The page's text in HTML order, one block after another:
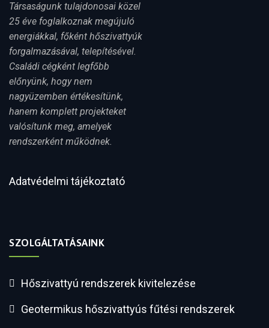
Társaságunk tulajdonosai közel
25 éve foglalkoznak megújuló
energiákkal, főként hőszivattyúk
forgalmazásával, telepítésével.
Családi cégként legfőbb
előnyünk, hogy nem
nagyüzemben értékesítünk,
hanem komplett projekteket
valósítunk meg, amelyek
rendszerként működnek.
Adatvédelmi tájékoztató
SZOLGÁLTATÁSAINK
Hőszivattyú rendszerek kivitelezése
Geotermikus hőszivattyús fűtési rendszerek